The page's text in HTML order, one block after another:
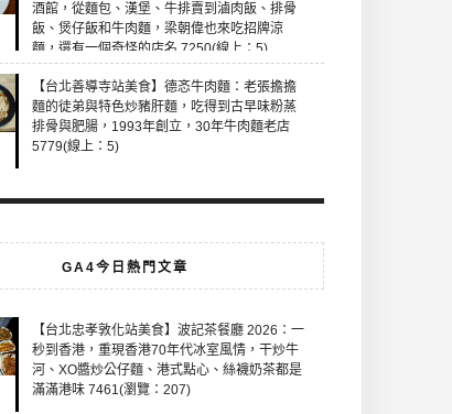
酒館，從麵包、漢堡、牛排賣到滷肉飯、排骨
飯、煲仔飯和牛肉麵，梁朝偉也來吃招牌涼
麵，還有一個奇怪的店名 7250(線上：5)
【台北善導寺站美食】德忞牛肉麵：老張擔擔
麵的徒弟與特色炒豬肝麵，吃得到古早味粉蒸
排骨與肥腸，1993年創立，30年牛肉麵老店
5779(線上：5)
GA4今日熱門文章
【台北忠孝敦化站美食】波記茶餐廳 2026：一
秒到香港，重現香港70年代冰室風情，干炒牛
河、XO醬炒公仔麵、港式點心、絲襪奶茶都是
滿滿港味 7461(瀏覽：207)